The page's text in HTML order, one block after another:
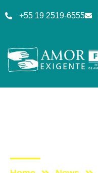
+55 19 2519-6555